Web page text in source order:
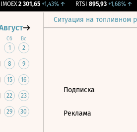
IMOEX 2 301,65 +1,43%↑ RTSI 895,93 +1,68%↑
Ситуация на топливном
Сб Вс
1 2
8 9
15 16
22 23
29 30
Подписка
Реклама